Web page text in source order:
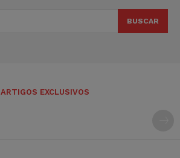
BUSCAR
ARTIGOS EXCLUSIVOS